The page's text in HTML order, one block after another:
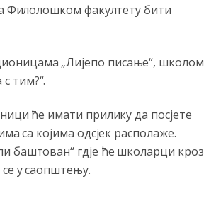
Филолошком факултету бити
„Лијепо писање“, школом
тим?“.
ће имати прилику да посјете
са којима одсјек располаже.
баштован“ гд‌је ће школарци кроз
у саопштењу.